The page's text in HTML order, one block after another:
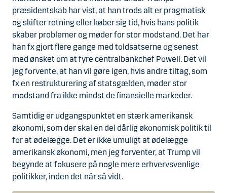
præsidentskab har vist, at han trods alt er pragmatisk
og skifter retning eller køber sig tid, hvis hans politik
skaber problemer og møder for stor modstand. Det har
han fx gjort flere gange med toldsatserne og senest
med ønsket om at fyre centralbankchef Powell. Det vil
jeg forvente, at han vil gøre igen, hvis andre tiltag, som
fx en restrukturering af statsgælden, møder stor
modstand fra ikke mindst de finansielle markeder.
Samtidig er udgangspunktet en stærk amerikansk
økonomi, som der skal en del dårlig økonomisk politik til
for at ødelægge. Det er ikke umuligt at ødelægge
amerikansk økonomi, men jeg forventer, at Trump vil
begynde at fokusere på nogle mere erhvervsvenlige
politikker, inden det når så vidt.